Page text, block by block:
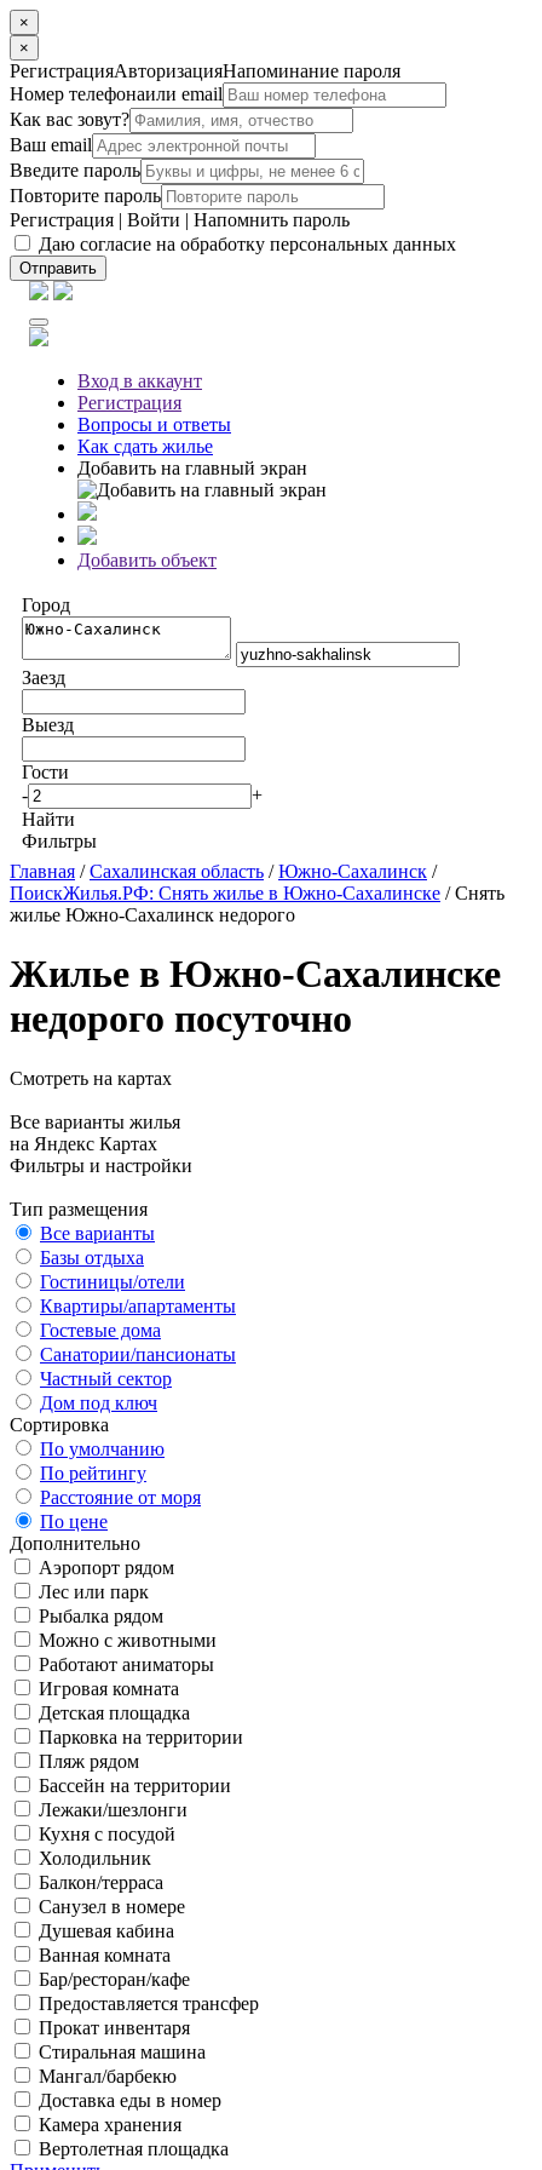
×
×
РегистрацияАвторизацияНапоминание пароля
Номер телефонаили email
Как вас зовут?
Ваш email
Введите пароль
Повторите пароль
Регистрация | Войти | Напомнить пароль
Даю согласие на обработку персональных данных
Отправить
Вход в аккаунт
Регистрация
Вопросы и ответы
Как сдать жилье
Добавить на главный экран
Добавить объект
Город
Заезд
Выезд
Гости
-
+
Найти
Фильтры
Главная /Сахалинская область /Южно-Сахалинск /
ПоискЖилья.РФ: Снять жилье в Южно-Сахалинске / Снять
жилье Южно-Сахалинск недорого
Жилье в Южно-Сахалинске
недорого посуточно
Смотреть на картах
Все варианты жилья
на Яндекс Картах
Фильтры и настройки
Тип размещения
Все варианты
Базы отдыха
Гостиницы/отели
Квартиры/апартаменты
Гостевые дома
Санатории/пансионаты
Частный сектор
Дом под ключ
Сортировка
По умолчанию
По рейтингу
Расстояние от моря
По цене
Дополнительно
Аэропорт рядом
Лес или парк
Рыбалка рядом
Можно с животными
Работают аниматоры
Игровая комната
Детская площадка
Парковка на территории
Пляж рядом
Бассейн на территории
Лежаки/шезлонги
Кухня с посудой
Холодильник
Балкон/терраса
Санузел в номере
Душевая кабина
Ванная комната
Бар/ресторан/кафе
Предоставляется трансфер
Прокат инвентаря
Стиральная машина
Мангал/барбекю
Доставка еды в номер
Камера хранения
Вертолетная площадка